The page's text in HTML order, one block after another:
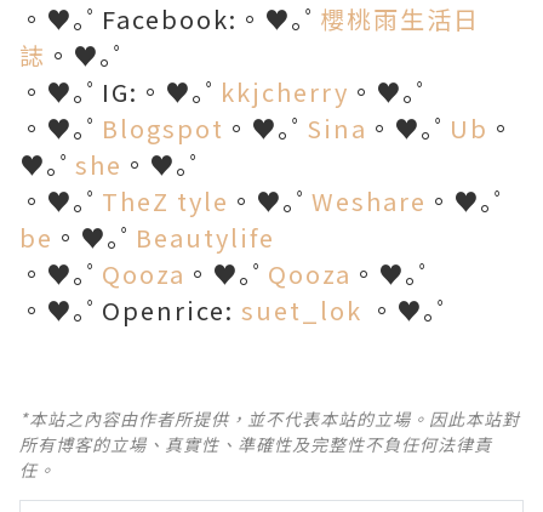
。♥｡ﾟFacebook:。♥｡ﾟ 櫻桃雨生活日
誌 。♥｡ﾟ
。♥｡ﾟIG:。♥｡ﾟ kkjcherry 。♥｡ﾟ
。♥｡ﾟ Blogspot 。♥｡ﾟ Sina 。♥｡ﾟ Ub 。
♥｡ﾟ she 。♥｡ﾟ
。♥｡ﾟ TheZ tyle 。♥｡ﾟ Weshare 。♥｡ﾟ
be 。♥｡ﾟ Beautylife
。♥｡ﾟ Qooza 。♥｡ﾟ Qooza 。♥｡ﾟ
。♥｡ﾟOpenrice: suet_lok 。♥｡ﾟ
*本站之內容由作者所提供，並不代表本站的立場。因此本站對
所有博客的立場、真實性、準確性及完整性不負任何法律責
任。